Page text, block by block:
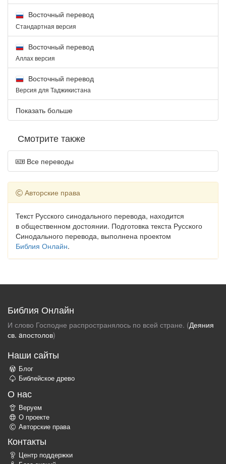
Восточный перевод
Стандартная версия
Восточный перевод
Аллах версия
Восточный перевод
Версия для Таджикистана
Показать больше
Смотрите также
Все переводы
Авторские права
Текст Русского синодального перевода, находится
в общественном достоянии. Подготовка текста Русского
Синодального перевода, выполнена проектом
Библия Онлайн.
Библия Онлайн
И слово Господне распространялось по всей стране. (Деяния
св. aпостолов)
Наши сайты
Блог
Библейское древо
О нас
Веруем
О проекте
Авторские права
Контакты
Центр поддержки